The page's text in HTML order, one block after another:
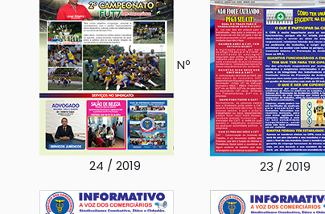
Nº
24 / 2019 23 / 2019